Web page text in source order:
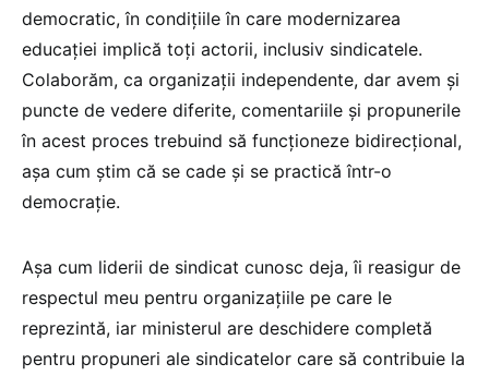
democratic, în condițiile în care modernizarea
educației implică toți actorii, inclusiv sindicatele.
Colaborăm, ca organizații independente, dar avem și
puncte de vedere diferite, comentariile și propunerile
în acest proces trebuind să funcționeze bidirecțional,
așa cum știm că se cade și se practică într-o
democrație.
Așa cum liderii de sindicat cunosc deja, îi reasigur de
respectul meu pentru organizațiile pe care le
reprezintă, iar ministerul are deschidere completă
pentru propuneri ale sindicatelor care să contribuie la